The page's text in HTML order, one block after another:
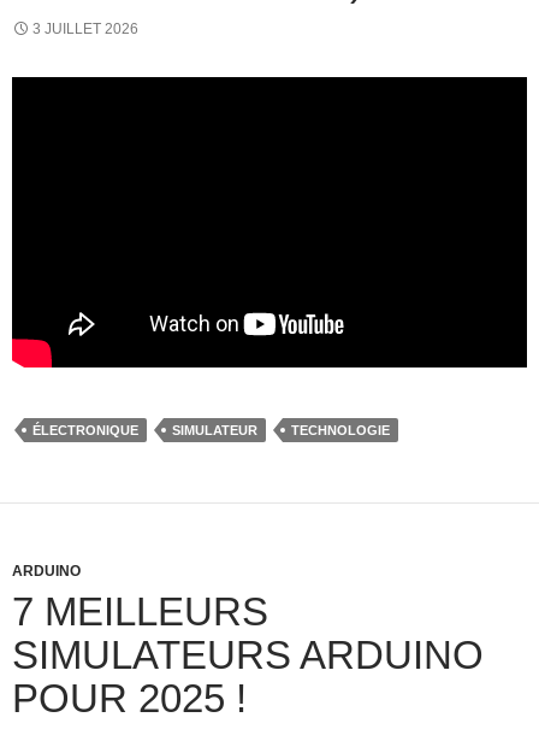
3 JUILLET 2026
ÉLECTRONIQUE SIMULATEUR TECHNOLOGIE
ARDUINO
7 MEILLEURS
SIMULATEURS ARDUINO
POUR 2025 !